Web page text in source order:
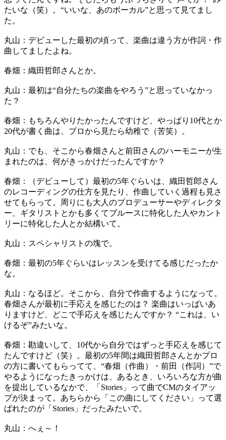
たいな（笑）。“いいな、あのボーカル”と思って見てまし
た。
丸山：デビューした最初の頃って、楽曲は違う方が作詞・作
曲してましたよね。
春畑：織田哲郎さんとか。
丸山：最初は“自分たちの楽曲をやろう”と思っていなかっ
た？
春畑：もちろんやりたかったんですけど、やっぱり10代とか
20代が書く曲は、プロから見たら幼稚で（苦笑）。
丸山：でも、そこから春畑さんと前田さんのハーモニーが生
まれたのは、何がきっかけだったんですか？
春畑：（デビューして）最初の5年ぐらいは、織田哲郎さん
のレコーディングの仕方を見たり、作曲していく過程も見さ
せてもらって。周りにも大人のプロデューサーやディレクタ
ー、ギタリストとかも多くてブルースに特化した人やカント
リーに特化した人とか結構いて。
丸山：スペシャリストの塊で。
春畑：最初の5年ぐらいはレッスンを受けてる感じだったか
な。
丸山：なるほど。そこから、自分で作曲するようになって。
春畑さんが最初に手応えを感じたのは？ 楽曲はいっぱいあ
りますけど、どこで手応えを感じたんですか？ “これは、い
けるぞ”みたいな。
春畑：勘違いして、10代から自分ではずっと手応えを感じて
たんですけど（笑）。最初の5年間は織田哲郎さんとかプロ
の方に書いてもらってて、“春畑（作曲）・前田（作詞）”で
やるようになったきっかけは、あるとき、いろいろな方が曲
を提出しているなかで、「Stories」って曲でCMのタイアッ
プが決まって。あちらから「この曲にしてください」って選
ばれたのが「Stories」だったみたいで。
丸山：へぇ～！